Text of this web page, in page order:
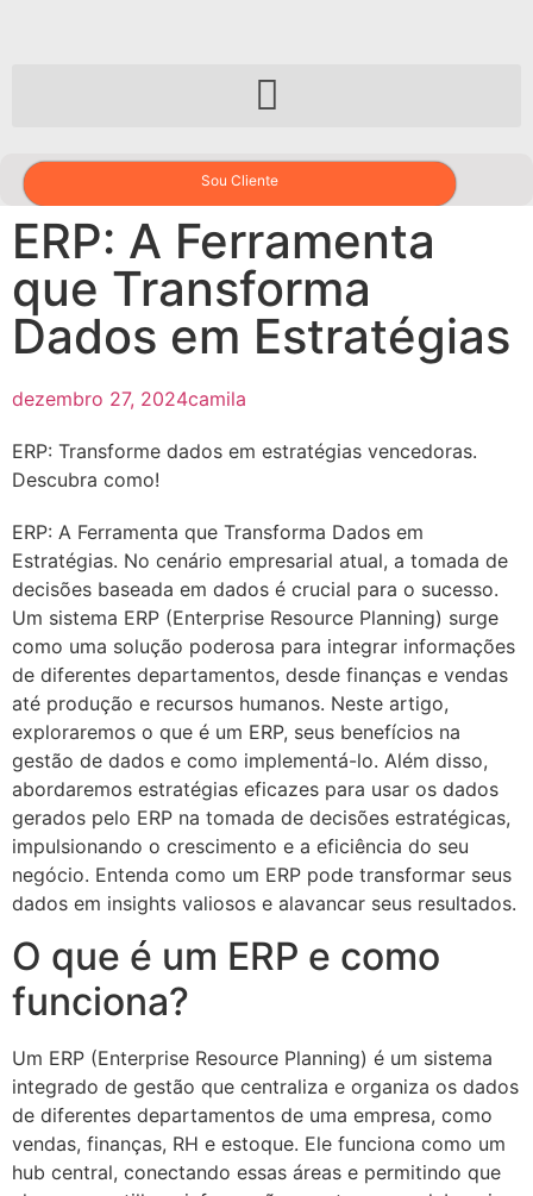
Sou Cliente
ERP: A Ferramenta
que Transforma
Dados em Estratégias
dezembro 27, 2024camila
ERP: Transforme dados em estratégias vencedoras.
Descubra como!
ERP: A Ferramenta que Transforma Dados em
Estratégias. No cenário empresarial atual, a tomada de
decisões baseada em dados é crucial para o sucesso.
Um sistema ERP (Enterprise Resource Planning) surge
como uma solução poderosa para integrar informações
de diferentes departamentos, desde finanças e vendas
até produção e recursos humanos. Neste artigo,
exploraremos o que é um ERP, seus benefícios na
gestão de dados e como implementá-lo. Além disso,
abordaremos estratégias eficazes para usar os dados
gerados pelo ERP na tomada de decisões estratégicas,
impulsionando o crescimento e a eficiência do seu
negócio. Entenda como um ERP pode transformar seus
dados em insights valiosos e alavancar seus resultados.
O que é um ERP e como
funciona?
Um ERP (Enterprise Resource Planning) é um sistema
integrado de gestão que centraliza e organiza os dados
de diferentes departamentos de uma empresa, como
vendas, finanças, RH e estoque. Ele funciona como um
hub central, conectando essas áreas e permitindo que